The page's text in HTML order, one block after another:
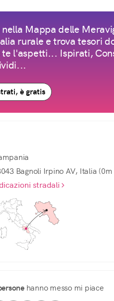
Mappa delle
rurale e trova tesori
te l'aspetti... Ispirati,
è gratis
Bagnoli Irpino AV, Italia
stradali
hanno messo mi piace